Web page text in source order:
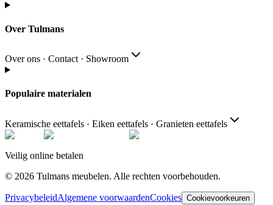
Over Tulmans
Over ons · Contact · Showroom
Populaire materialen
Keramische eettafels · Eiken eettafels · Granieten eettafels
Veilig online betalen
© 2026 Tulmans meubelen. Alle rechten voorbehouden.
PrivacybeleidAlgemene voorwaardenCookies Cookievoorkeuren